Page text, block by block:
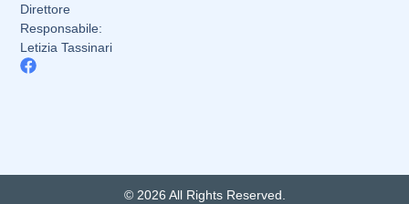
Direttore
Responsabile:
Letizia Tassinari
© 2026 All Rights Reserved.